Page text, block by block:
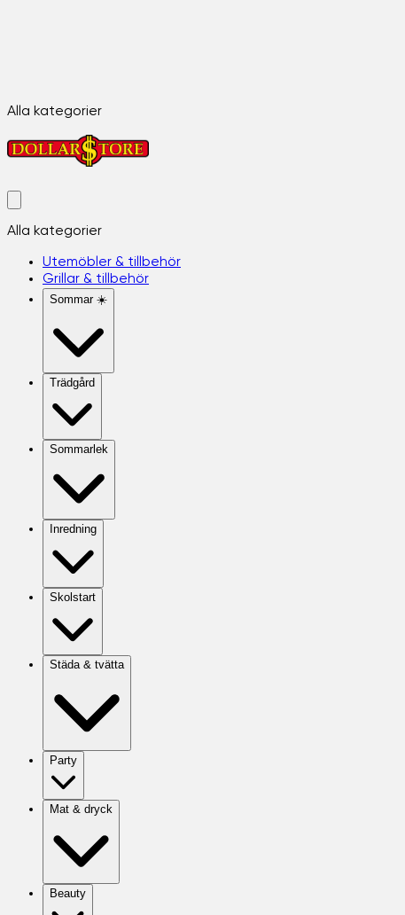
Alla kategorier
Alla kategorier
Utemöbler & tillbehör
Grillar & tillbehör
Sommar ☀️
Trädgård
Sommarlek
Inredning
Skolstart
Städa & tvätta
Party
Mat & dryck
Beauty